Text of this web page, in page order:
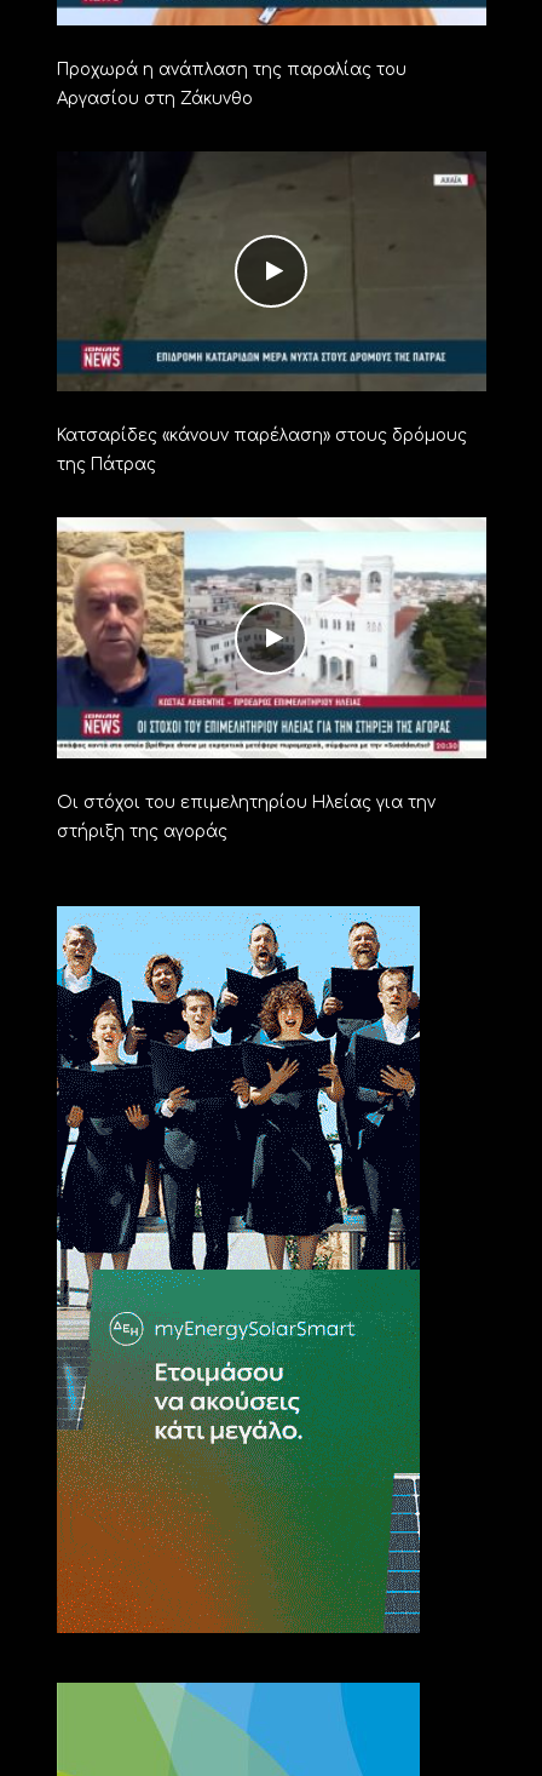
Προχωρά η ανάπλαση της παραλίας του
Αργασίου στη Ζάκυνθο
Κατσαρίδες «κάνουν παρέλαση» στους δρόμους
της Πάτρας
Οι στόχοι του επιμελητηρίου Ηλείας για την
στήριξη της αγοράς